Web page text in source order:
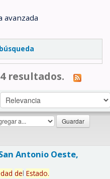
avanzada
resultados.
Antonio Oeste,
del Estado.